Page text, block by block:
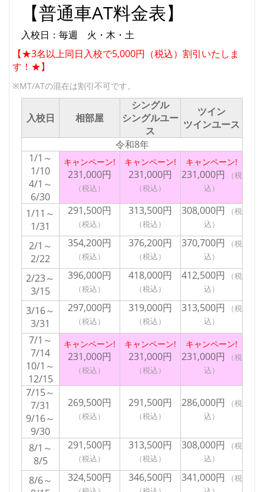
【普通車AT料金表】
入校日：毎週 火・木・土
【★3名以上同日入校で5,000円（税込）割引いたしま
す！★】
※MT/ATの混在は割引不可です。
入校日 相部屋
シングル
シングルユー
ス
ツイン
ツインユース
令和8年
1/1～
1/10
4/1～
6/30
キャンペーン!
231,000円
キャンペーン!
231,000円
キャンペーン!
231,000円
1/11～
1/31
291,500円 313,500円 308,000円
2/1～
2/22
354,200円 376,200円 370,700円
2/23～
3/15
396,000円 418,000円 412,500円
3/16～
3/31
297,000円 319,000円 313,500円
7/1～
7/14
10/1～
12/15
キャンペーン!
231,000円
キャンペーン!
231,000円
キャンペーン!
231,000円
7/15～
7/31
9/16～
9/30
269,500円 291,500円 286,000円
8/1～
8/5
291,500円 313,500円 308,000円
8/6～
324,500円 346,500円 341,000円